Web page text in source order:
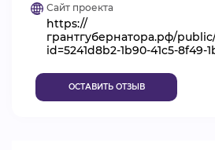
БАЗА ЗНАНИЙ
ВИДЕОКУРСЫ
Сайт проекта
https://
грантгубернатора.рф/
id=5241d8b2-1b90-41c5-8f49-
ОСТАВИТЬ ОТЗЫВ